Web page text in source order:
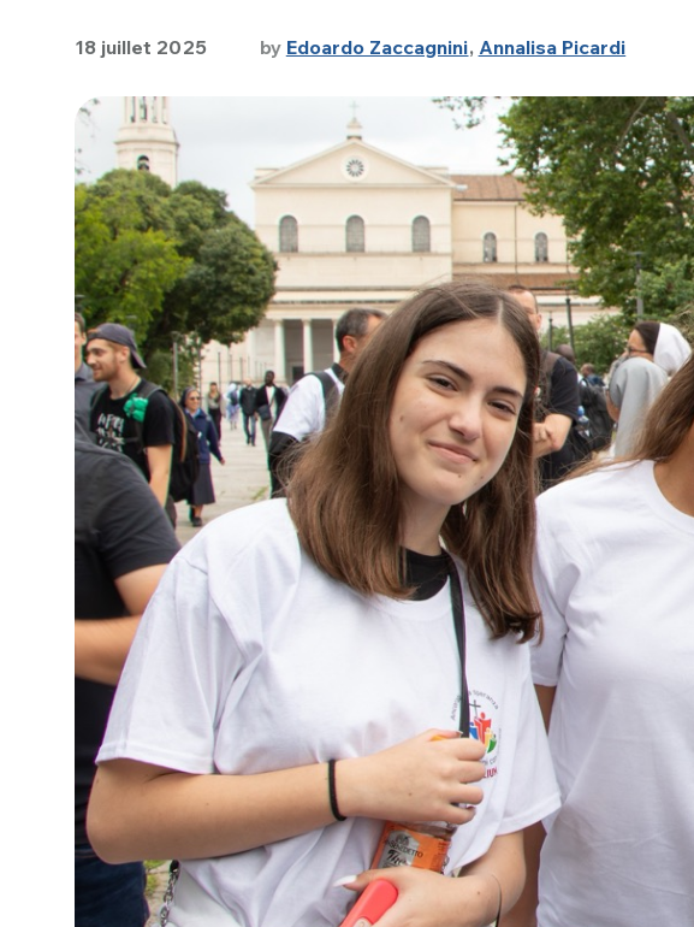
18 juillet 2025 by Edoardo Zaccagnini, Annalisa Picardi